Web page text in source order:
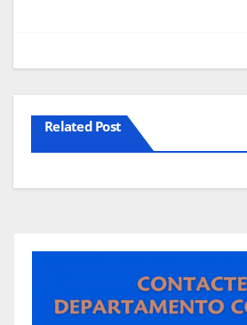
Related Post